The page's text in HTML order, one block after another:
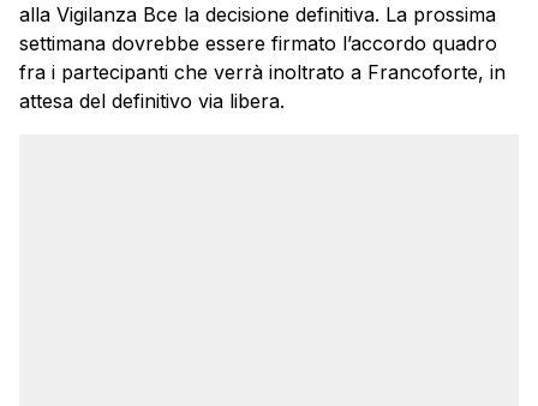
alla Vigilanza Bce la decisione definitiva. La prossima
settimana dovrebbe essere firmato l’accordo quadro
fra i partecipanti che verrà inoltrato a Francoforte, in
attesa del definitivo via libera.